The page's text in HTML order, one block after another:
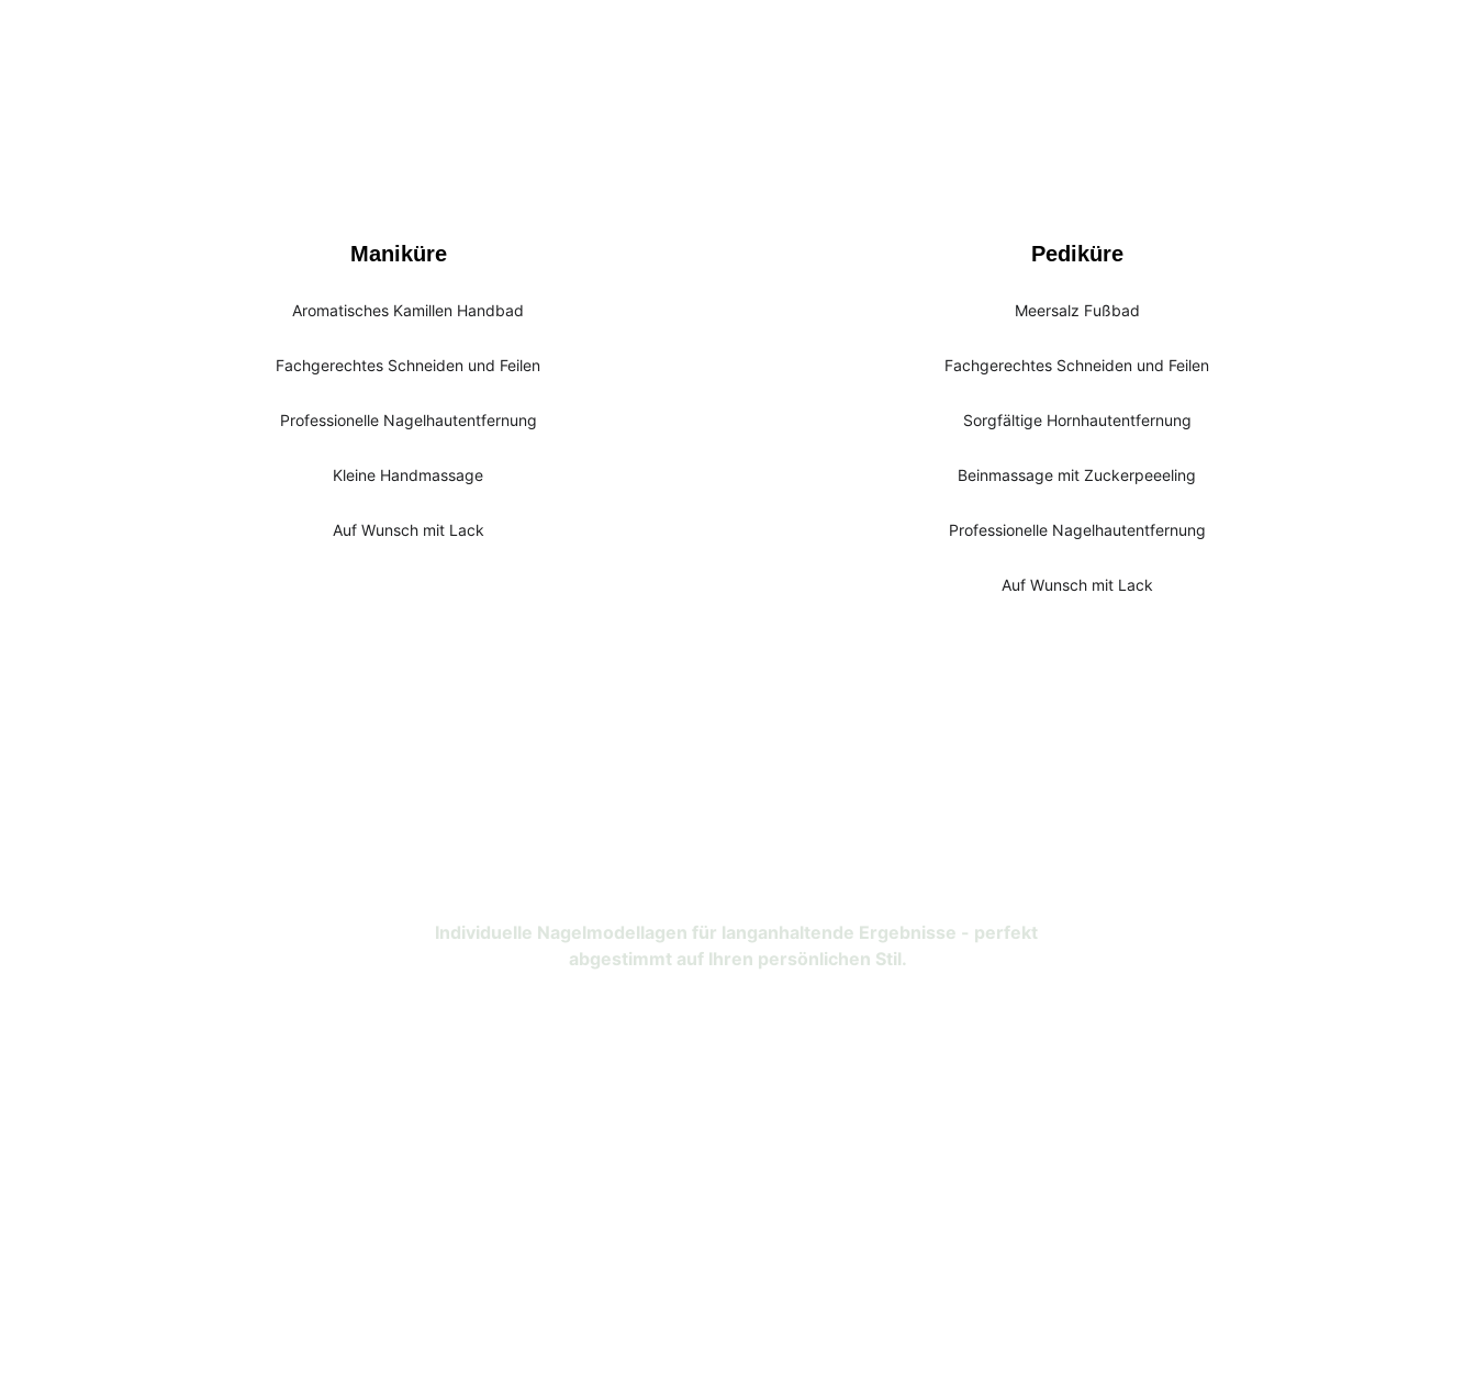
Pediküre
Meersalz Fußbad
Fachgerechtes Schneiden und Feilen
Sorgfältige Hornhautentfernung
Beinmassage mit Zuckerpeeeling
Professionelle Nagelhautentfernung
Auf Wunsch mit Lack
Maniküre
Aromatisches Kamillen Handbad
Fachgerechtes Schneiden und Feilen
Professionelle Nagelhautentfernung
Kleine Handmassage
Auf Wunsch mit Lack
Individuelle Nagelmodellagen für langanhaltende Ergebnisse - perfekt
abgestimmt auf Ihren persönlichen Stil.